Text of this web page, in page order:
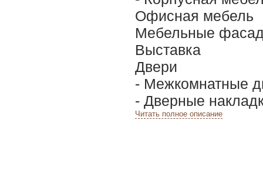
Офисная мебель
Мебельные
Выставка
Двери
- Межкомнатные
- Дверные
Читать полное описание